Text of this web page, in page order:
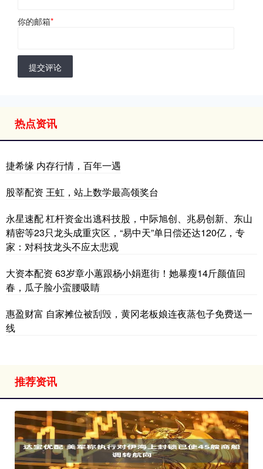
你的邮箱*
提交评论
热点资讯
捷希缘 内存行情，百年一遇
股莘配资 王虹，站上数学最高领奖台
永星速配 杠杆资金出逃科技股，中际旭创、兆易创新、东山
精密等23只龙头成重灾区，“易中天”单日偿还达120亿，专
家：对科技龙头不应太悲观
大资本配资 63岁章小蕙跟杨小娟逛街！她暴瘦14斤颜值回
春，瓜子脸小蛮腰吸睛
惠盈财富 自家摊位被刮毁，黄冈老板娘连夜蒸包子免费送一
线
推荐资讯